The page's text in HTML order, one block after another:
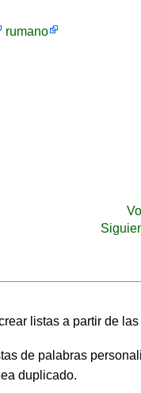
rumano
listas a partir de
de palabras
duplicado.